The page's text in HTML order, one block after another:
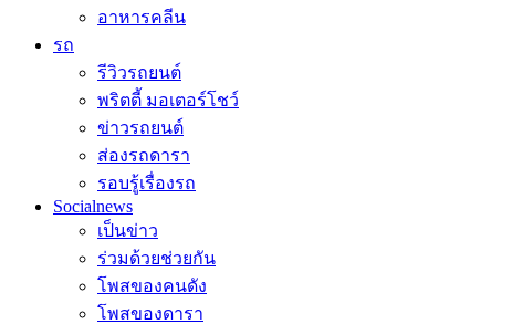
อาหารคลีน
รถ
รีวิวรถยนต์
พริตตี้ มอเตอร์โชว์
ข่าวรถยนต์
ส่องรถดารา
รอบรู้เรื่องรถ
Socialnews
เป็นข่าว
ร่วมด้วยช่วยกัน
โพสของคนดัง
โพสของดารา